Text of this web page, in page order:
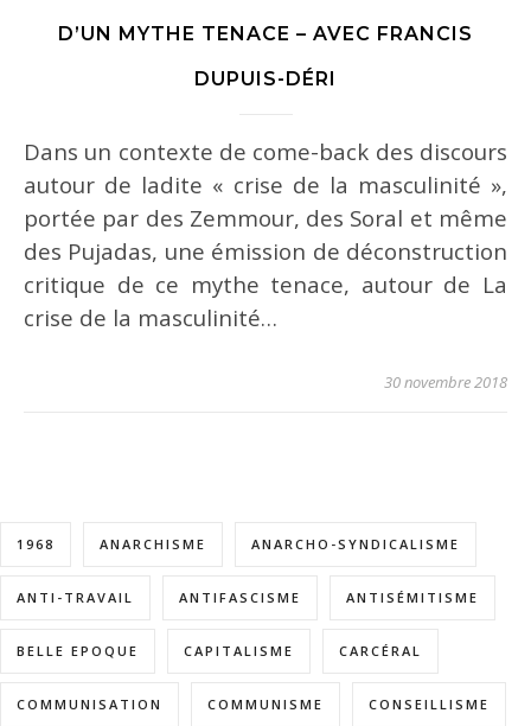
D’UN MYTHE TENACE – AVEC FRANCIS
DUPUIS-DÉRI
Dans un contexte de come-back des discours
autour de ladite « crise de la masculinité »,
portée par des Zemmour, des Soral et même
des Pujadas, une émission de déconstruction
critique de ce mythe tenace, autour de La
crise de la masculinité…
30 novembre 2018
1968 ANARCHISME ANARCHO-SYNDICALISME
ANTI-TRAVAIL ANTIFASCISME ANTISÉMITISME
BELLE EPOQUE CAPITALISME CARCÉRAL
COMMUNISATION COMMUNISME CONSEILLISME